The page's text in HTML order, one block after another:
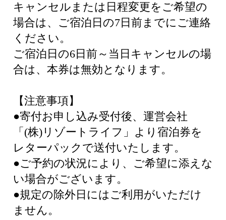
キャンセルまたは日程変更をご希望の
場合は、ご宿泊日の7日前までにご連絡
ください。
ご宿泊日の6日前～当日キャンセルの場
合は、本券は無効となります。
【注意事項】
●寄付お申し込み受付後、運営会社
「(株)リゾートライフ」より宿泊券を
レターパックで送付いたします。
●ご予約の状況により、ご希望に添えな
い場合がございます。
●規定の除外日にはご利用がいただけ
ません。